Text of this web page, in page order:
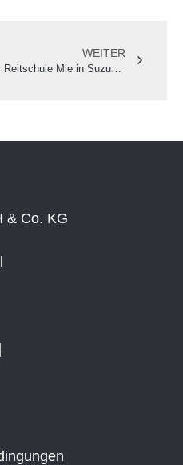
WEITER
Reitschule Mie in Suzuka: Per Schiff nach Japan
& Co. KG